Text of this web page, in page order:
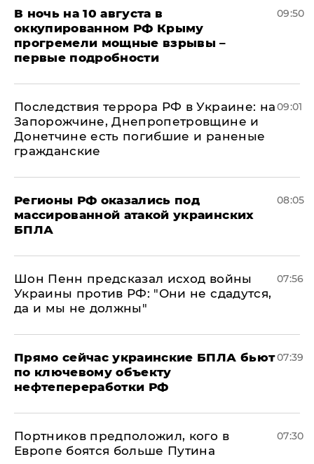
В ночь на 10 августа в
оккупированном РФ Крыму
прогремели мощные взрывы –
первые подробности
09:50
Последствия террора РФ в Украине: на
Запорожчине, Днепропетровщине и
Донетчине есть погибшие и раненые
гражданские
09:01
Регионы РФ оказались под
массированной атакой украинских
БПЛА
08:05
Шон Пенн предсказал исход войны
Украины против РФ: "Они не сдадутся,
да и мы не должны"
07:56
Прямо сейчас украинские БПЛА бьют
по ключевому объекту
нефтепереработки РФ
07:39
Портников предположил, кого в
Европе боятся больше Путина
07:30